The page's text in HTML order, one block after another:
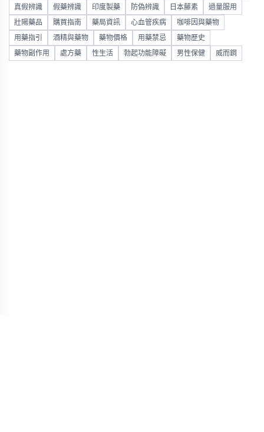
真假辨識 假藥辨識 印度製藥 防偽辨識 日本藤素 過量服用
壯陽藥品 購買指南 藥局資訊 心血管疾病 咖啡因與藥物
用藥指引 酒精與藥物 藥物價格 用藥禁忌 藥物歷史
藥物副作用 處方藥 性生活 勃起功能障礙 男性保健 威而鋼